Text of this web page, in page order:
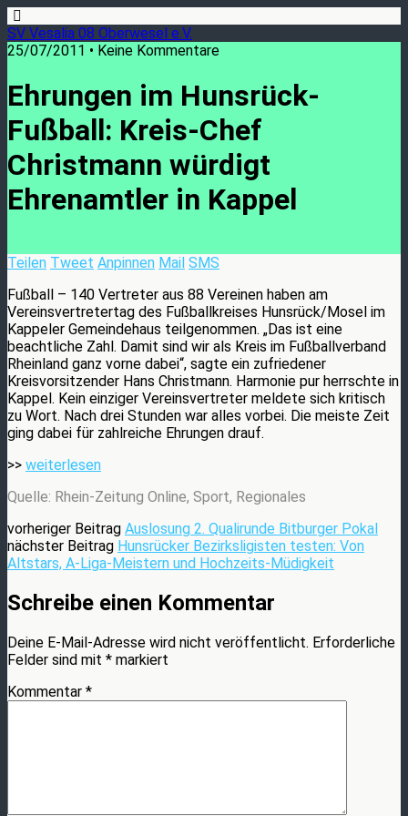
SV Vesalia 08 Oberwesel e.V.
25/07/2011 • Keine Kommentare
Ehrungen im Hunsrück-
Fußball: Kreis-Chef
Christmann würdigt
Ehrenamtler in Kappel
Teilen Tweet Anpinnen Mail SMS
Fußball – 140 Vertreter aus 88 Vereinen haben am
Vereinsvertretertag des Fußballkreises Hunsrück/Mosel im
Kappeler Gemeindehaus teilgenommen. „Das ist eine
beachtliche Zahl. Damit sind wir als Kreis im Fußballverband
Rheinland ganz vorne dabei“, sagte ein zufriedener
Kreisvorsitzender Hans Christmann. Harmonie pur herrschte in
Kappel. Kein einziger Vereinsvertreter meldete sich kritisch
zu Wort. Nach drei Stunden war alles vorbei. Die meiste Zeit
ging dabei für zahlreiche Ehrungen drauf.
>> weiterlesen
Quelle: Rhein-Zeitung Online, Sport, Regionales
vorheriger Beitrag Auslosung 2. Qualirunde Bitburger Pokal
nächster Beitrag Hunsrücker Bezirksligisten testen: Von
Altstars, A-Liga-Meistern und Hochzeits-Müdigkeit
Schreibe einen Kommentar
Deine E-Mail-Adresse wird nicht veröffentlicht. Erforderliche
Felder sind mit * markiert
Kommentar *